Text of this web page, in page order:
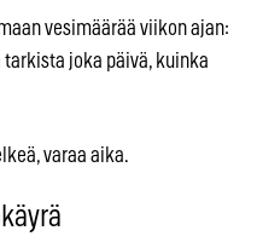
vesimäärää viikon ajan:
joka päivä, kuinka
varaa aika.